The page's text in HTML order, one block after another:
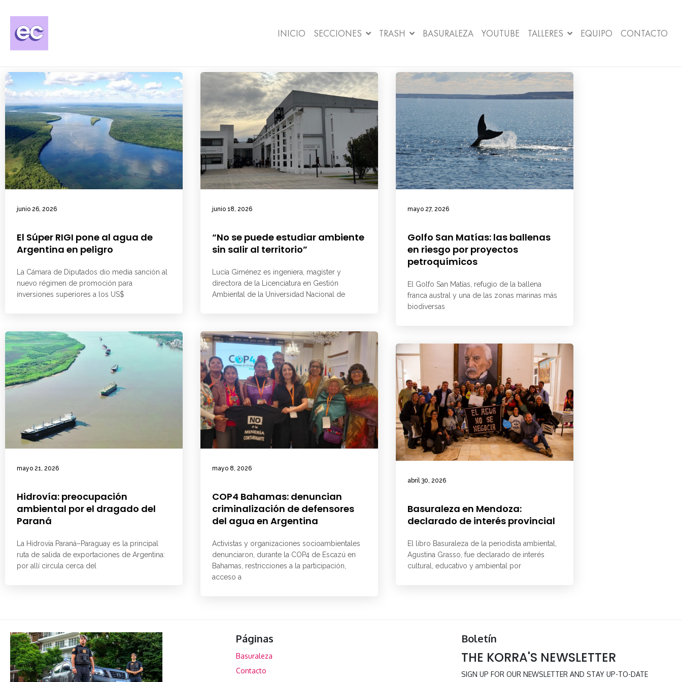
INICIO SECCIONES TRASH BASURALEZA YOUTUBE TALLERES EQUIPO CONTACTO
junio 26, 2026
El Súper RIGI pone al agua de
Argentina en peligro
La Cámara de Diputados dio media sanción al
nuevo régimen de promoción para
inversiones superiores a los US$
junio 18, 2026
“No se puede estudiar ambiente
sin salir al territorio”
Lucía Giménez es ingeniera, magíster y
directora de la Licenciatura en Gestión
Ambiental de la Universidad Nacional de
mayo 27, 2026
Golfo San Matías: las ballenas
en riesgo por proyectos
petroquímicos
El Golfo San Matías, refugio de la ballena
franca austral y una de las zonas marinas más
biodiversas
mayo 21, 2026
Hidrovía: preocupación
ambiental por el dragado del
Paraná
La Hidrovía Paraná–Paraguay es la principal
ruta de salida de exportaciones de Argentina:
por allí circula cerca del
mayo 8, 2026
COP4 Bahamas: denuncian
criminalización de defensores
del agua en Argentina
Activistas y organizaciones socioambientales
denunciaron, durante la COP4 de Escazú en
Bahamas, restricciones a la participación,
acceso a
abril 30, 2026
Basuraleza en Mendoza:
declarado de interés provincial
El libro Basuraleza de la periodista ambiental,
Agustina Grasso, fue declarado de interés
cultural, educativo y ambiental por
Páginas
Basuraleza
Contacto
Boletín
THE KORRA'S NEWSLETTER
SIGN UP FOR OUR NEWSLETTER AND STAY UP-TO-DATE